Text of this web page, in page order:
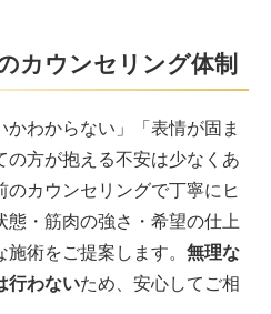
カウンセリング体制
かわからない」「表情が固ま
の方が抱える不安は少なくあ
のカウンセリングで丁寧にヒ
態・筋肉の強さ・希望の仕上
術をご提案します。 無理な
行わないため、安心してご相